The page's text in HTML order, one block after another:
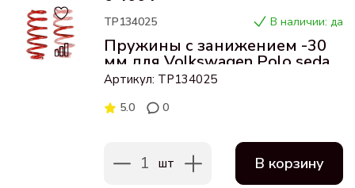
В наличии: да
ТР134025
Пружины с занижением -30
мм для Volkswagen Polo sedan/
Skoda Rapid задние
Артикул: ТР134025
5.0 0
1 шт В корзину